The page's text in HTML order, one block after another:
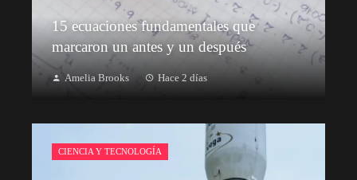
15 ecuaciones fundamentales que
marcaron un antes y un después
Amelia Brooks Hace 2 días
CIENCIA Y TECNOLOGÍA